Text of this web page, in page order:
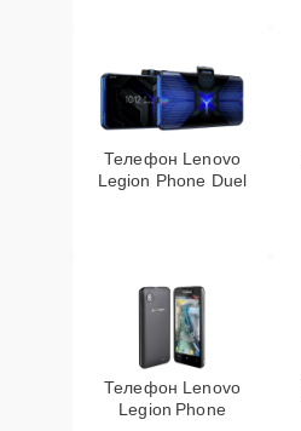
Телефон Lenovo
Legion Phone Duel
Телефон Lenovo
Legion Phone